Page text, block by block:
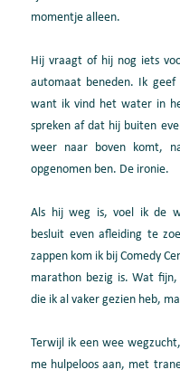
momentje alleen.
Hij vraagt of hij nog iets
automaat beneden. Ik
want ik vind het water in
spreken af dat hij buiten
weer naar boven komt,
opgenomen ben. De ironie.
Als hij weg is, voel ik de
besluit even afleiding te
zappen kom ik bij Comedy
marathon bezig is. Wat
die ik al vaker gezien heb,
Terwijl ik een wee
me hulpeloos aan, met